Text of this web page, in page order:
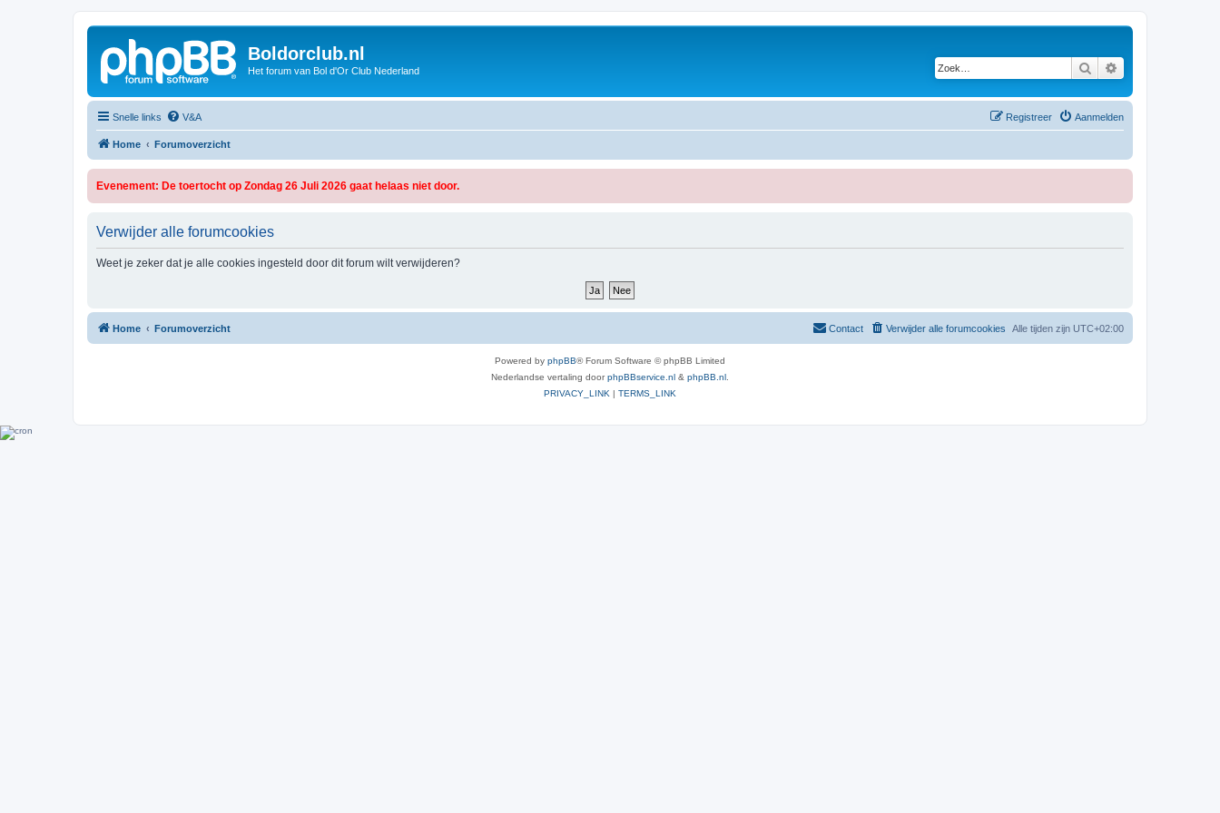
Boldorclub.nl
Het forum van Bol d'Or Club Nederland Zoek
Snelle links V&A Aanmelden
Registreer
Home Forumoverzicht
Evenement: De toertocht op Zondag 26 Juli 2026 gaat helaas niet door.
Verwijder alle forumcookies
Weet je zeker dat je alle cookies ingesteld door dit forum wilt verwijderen?
Home Forumoverzicht Alle tijden zijn UTC+02:00
Verwijder alle forumcookies
Contact
Powered by phpBB® Forum Software © phpBB Limited
Nederlandse vertaling doorphpBBservice.nl & phpBB.nl
PRIVACY_LINK | TERMS_LINK